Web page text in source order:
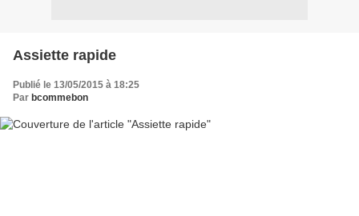
Assiette rapide
Publié le 13/05/2015 à 18:25
Par bcommebon